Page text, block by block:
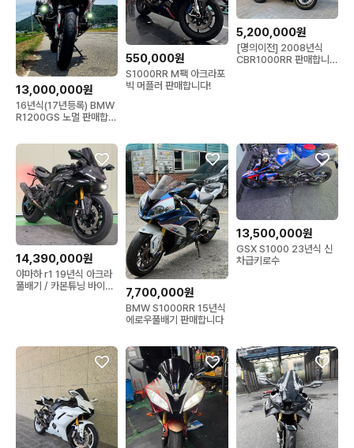
13,000,000원
16년식(17년등록) BMW
R1200GS 노멀 판매합니
550,000원
S1000RR M팩 아크라포
빅 머플러 판매합니다!
5,200,000원
[명의이전] 2008년식
CBR1000RR 판매합니
14,390,000원
야마하 r1 19년식 아크라
풀배기 / 카본튜닝 바이크
7,700,000원
BMW S1000RR 15년식
에로우풀배기 판매합니다
13,500,000원
GSX S1000 23년식 신
차급키로수